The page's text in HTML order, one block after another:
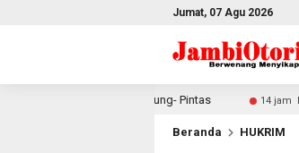
Jumat, 07 Agu 2026
14 jam lalu SK
Beranda HUKRIM